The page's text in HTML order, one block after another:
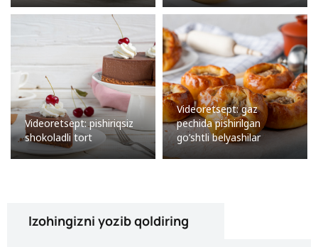
Videoretsept: pishiriqsiz
shokoladli tort
Videoretsept: gaz
pechida pishirilgan
go’shtli belyashilar
Izohingizni yozib qoldiring